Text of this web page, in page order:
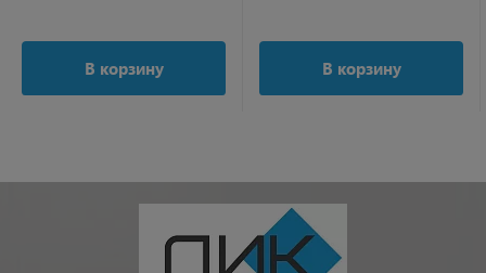
В корзину В корзину